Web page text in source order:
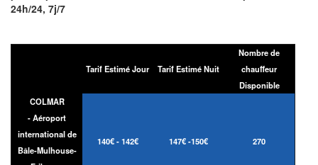
24h/24, 7j/7
Tarif Estimé Jour Tarif Estimé Nuit
Nombre de
chauffeur
Disponible
COLMAR
- Aéroport
international de
Bâle-Mulhouse-
140€ - 142€ 147€ -150€ 270